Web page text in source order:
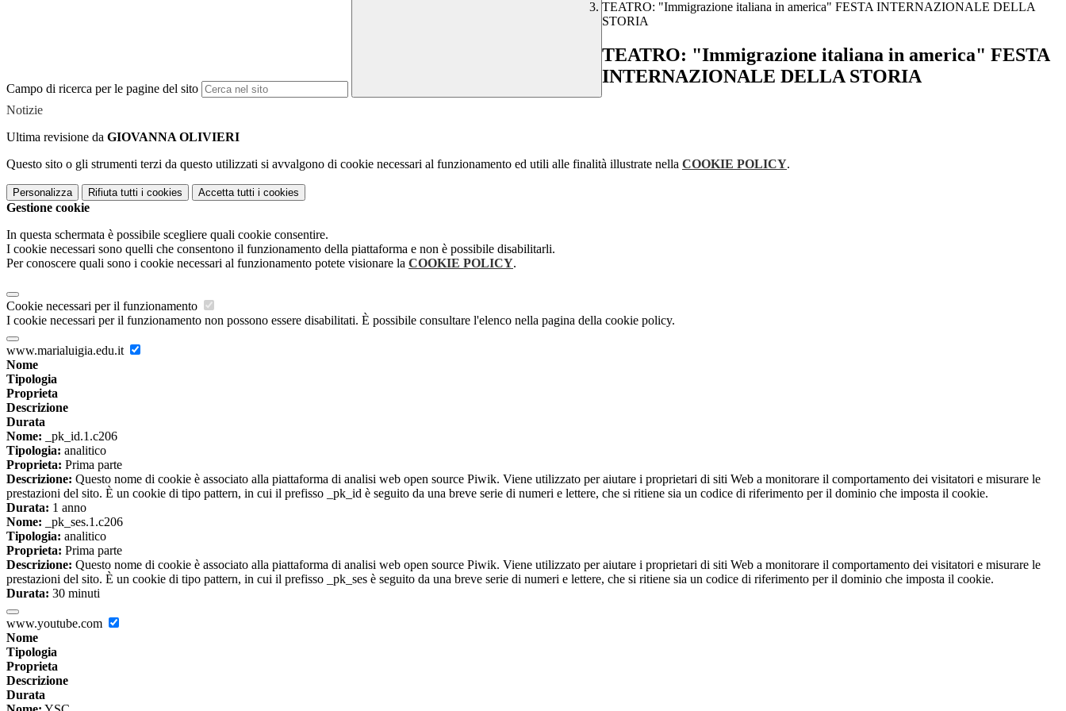
Campo di ricerca per le pagine del sito
TEATRO: "Immigrazione italiana in america" FESTA INTERNAZIONALE DELLA
STORIA
TEATRO: "Immigrazione italiana in america" FESTA
INTERNAZIONALE DELLA STORIA
Notizie
Ultima revisione da GIOVANNA OLIVIERI
Questo sito o gli strumenti terzi da questo utilizzati si avvalgono di cookie necessari al funzionamento ed utili alle finalità illustrate nella COOKIE POLICY.
Personalizza Rifiuta tutti i cookies Accetta tutti i cookies
Gestione cookie
In questa schermata è possibile scegliere quali cookie consentire.
I cookie necessari sono quelli che consentono il funzionamento della piattaforma e non è possibile disabilitarli.
Per conoscere quali sono i cookie necessari al funzionamento potete visionare la COOKIE POLICY.
Cookie necessari per il funzionamento
I cookie necessari per il funzionamento non possono essere disabilitati. È possibile consultare l'elenco nella pagina della cookie policy.
www.marialuigia.edu.it
Nome
Tipologia
Proprieta
Descrizione
Durata
Nome: _pk_id.1.c206
Tipologia: analitico
Proprieta: Prima parte
Descrizione: Questo nome di cookie è associato alla piattaforma di analisi web open source Piwik. Viene utilizzato per aiutare i proprietari di siti Web a monitorare il comportamento dei visitatori e misurare le
prestazioni del sito. È un cookie di tipo pattern, in cui il prefisso _pk_id è seguito da una breve serie di numeri e lettere, che si ritiene sia un codice di riferimento per il dominio che imposta il cookie.
Durata: 1 anno
Nome: _pk_ses.1.c206
Tipologia: analitico
Proprieta: Prima parte
Descrizione: Questo nome di cookie è associato alla piattaforma di analisi web open source Piwik. Viene utilizzato per aiutare i proprietari di siti Web a monitorare il comportamento dei visitatori e misurare le
prestazioni del sito. È un cookie di tipo pattern, in cui il prefisso _pk_ses è seguito da una breve serie di numeri e lettere, che si ritiene sia un codice di riferimento per il dominio che imposta il cookie.
Durata: 30 minuti
www.youtube.com
Nome
Tipologia
Proprieta
Descrizione
Durata